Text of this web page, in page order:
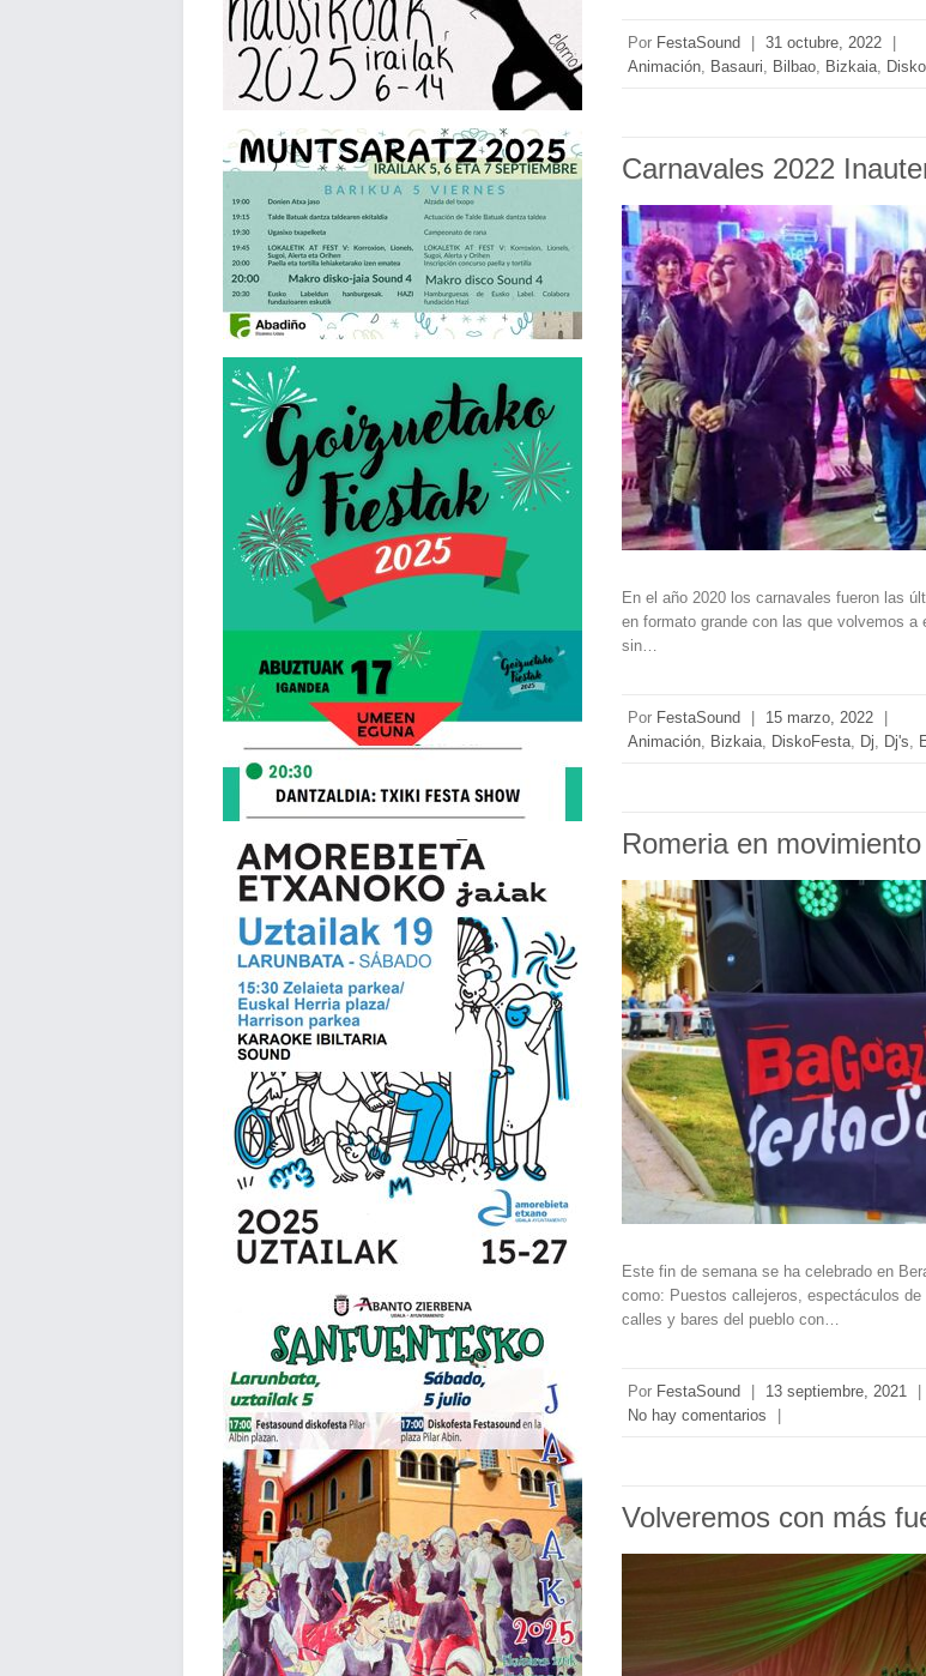
Por FestaSound 31 octubre, 2022
Animación, Basauri, Bilbao, Bizkaia,
Carnavales 2022
En el año 2020 los carnavales fueron las
en formato grande con las que volvemos
sin…
Por FestaSound 15 marzo, 2022
Animación
Bizkaia DiskoFesta Dj Dj's
Romeria en
Este fin de semana se ha celebrado en
como: Puestos callejeros, espectáculos
calles y bares del pueblo con…
Por FestaSound 13 septiembre, 2021
No hay comentarios
Volveremos con más